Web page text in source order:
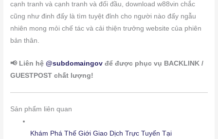
cạnh tranh và cạnh tranh và đối đầu, download w88vin chắc
cũng như đinh đấy là tìm tuyệt đỉnh cho người nào đấy ngẫu
nhiên mong mỏi chế tác và cải thiện trưởng website của phiên
bản thân.
📢 Liên hệ@subdomaingov để được phục vụ BACKLINK /
GUESTPOST chất lượng!
Sản phẩm liên quan
Khám Phá Thế Giới Giao Dịch Trực Tuyến Tại